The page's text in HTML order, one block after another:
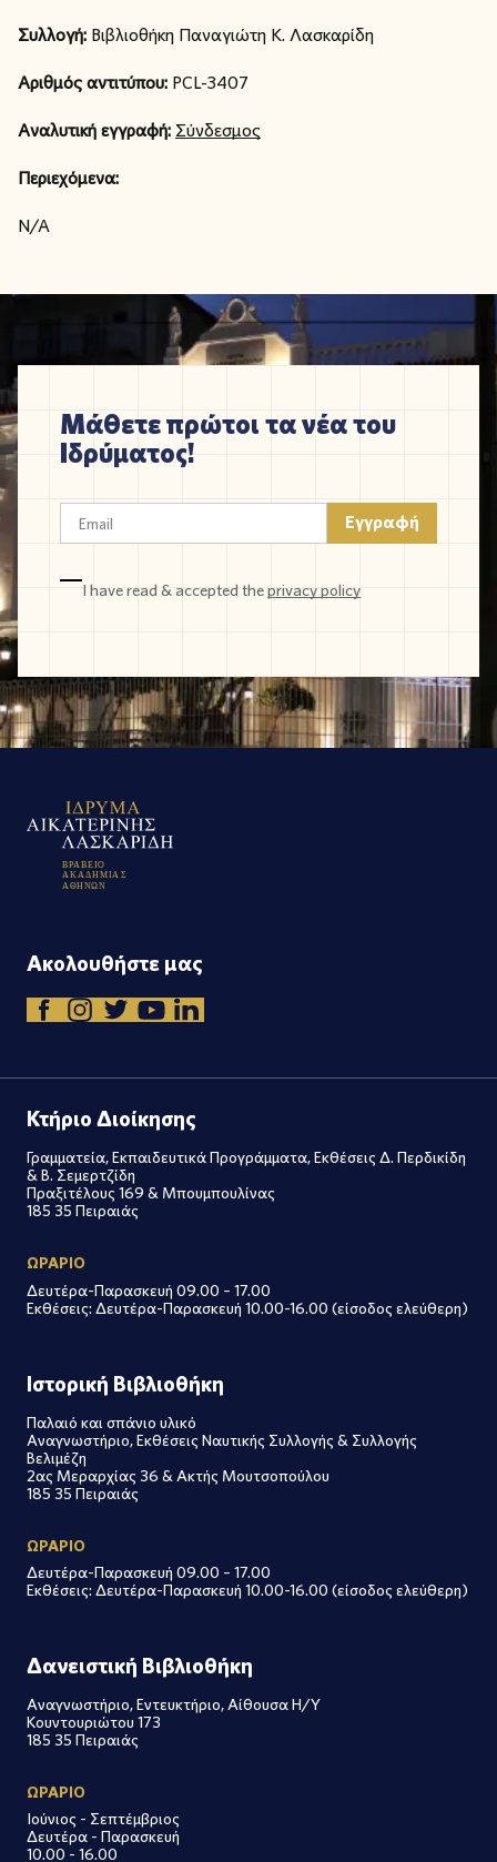
Συλλογή: Βιβλιοθήκη Παναγιώτη Κ. Λασκαρίδη
Αριθμός αντιτύπου: PCL-3407
Αναλυτική εγγραφή: Σύνδεσμος
Περιεχόμενα:
N/A
Μάθετε πρώτοι τα νέα του
Ιδρύματος!
I have read & accepted theprivacy policy
ΒΡΑΒΕΙΟ
ΑΚΑΔΗΜΙΑ Σ
Α ΘΗΝΩΝ
Ακολουθήστε μας
Κτήριο Διοίκησης
Γραμματεία, Εκπαιδευτικά Προγράμματα, Εκθέσεις Δ. Περδικίδη
& Β. Σεμερτζίδη
Πραξιτέλους 169 & Μπουμπουλίνας
185 35 Πειραιάς
ΩΡΑΡΙΟ
Δευτέρα-Παρασκευή 09.00 – 17.00
Εκθέσεις: Δευτέρα-Παρασκευή 10.00-16.00 (είσοδος ελεύθερη)
Ιστορική Βιβλιοθήκη
Παλαιό και σπάνιο υλικό
Αναγνωστήριο, Εκθέσεις Ναυτικής Συλλογής & Συλλογής
Βελιμέζη
2ας Μεραρχίας 36 & Ακτής Μουτσοπούλου
185 35 Πειραιάς
ΩΡΑΡΙΟ
Δευτέρα-Παρασκευή 09.00 – 17.00
Εκθέσεις: Δευτέρα-Παρασκευή 10.00-16.00 (είσοδος ελεύθερη)
Δανειστική Βιβλιοθήκη
Αναγνωστήριο, Εντευκτήριο, Αίθουσα Η/Υ
Κουντουριώτου 173
185 35 Πειραιάς
ΩΡΑΡΙΟ
Ιούνιος - Σεπτέμβριος
Δευτέρα - Παρασκευή
10.00 - 16.00